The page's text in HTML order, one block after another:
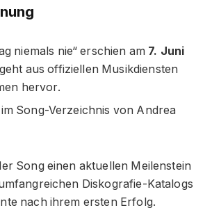
niemals nie“ erschien am 7. Juni
aus offiziellen Musikdiensten
hervor.
Song-Verzeichnis von Andrea
Song einen aktuellen Meilenstein
Diskografie-Katalogs
nach ihrem ersten Erfolg.